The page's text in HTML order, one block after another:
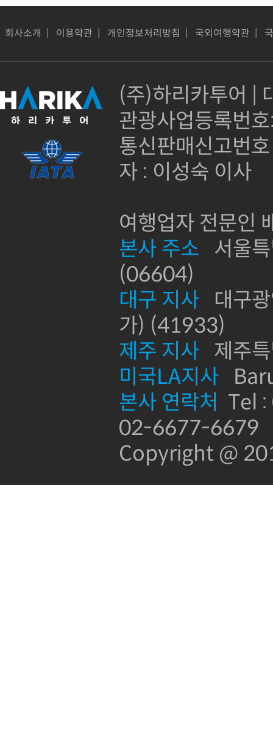
회사소개 이용약관 개인정보처리방침 국외여행약관
(주)하리카투어 |
관광사업등록번
통신판매신고번
자 : 이성숙 이사
여행업자 전문인
본사 주소 서울
(06604)
대구 지사 대구
가) (41933)
제주 지사 제주
미국LA지사
본사 연락처 Tel
02-6677-6679
Copyright @